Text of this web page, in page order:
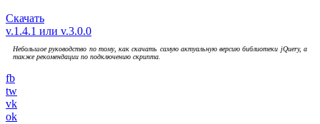
Скачать
v.1.4.1 или v.3.0.0
Небольшое руководство по тому, как скачать самую актуальную версию библиотеки jQuery, а
также рекомендации по подключению скрипта.
fb
tw
vk
ok